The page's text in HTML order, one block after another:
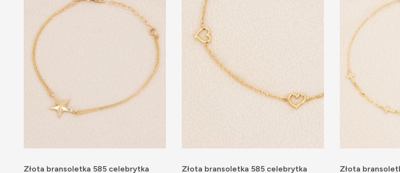
Złota bransoletka 585 celebrytka
Złota bransoletka 585 celebrytka
Złota